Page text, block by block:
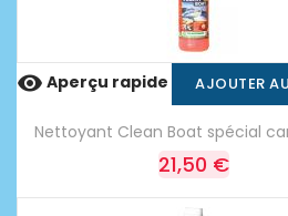
 Aperçu rapide AJOUTER
Nettoyant Clean Boat spécial
21,50 €